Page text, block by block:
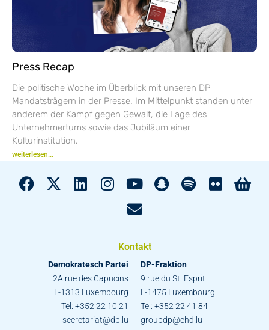
Press Recap
Die politische Woche im Überblick mit unseren DP-
Mandatsträgern in der Presse. Im Mittelpunkt standen unter
anderem der Kampf gegen Gewalt, die Lage des
Unternehmertums sowie das Jubiläum einer
Kulturinstitution.
weiterlesen...
Kontakt
Demokratesch Partei
2A rue des Capucins
L-1313 Luxembourg
Tel: +352 22 10 21
secretariat@dp.lu
DP-Fraktion
9 rue du St. Esprit
L-1475 Luxembourg
Tel: +352 22 41 84
groupdp@chd.lu